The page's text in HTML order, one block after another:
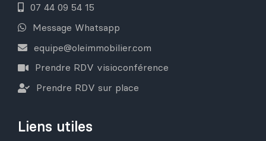
07 44 09 54 15
Message Whatsapp
equipe@oleimmobilier.com
Prendre RDV visioconférence
Prendre RDV sur place
Liens utiles